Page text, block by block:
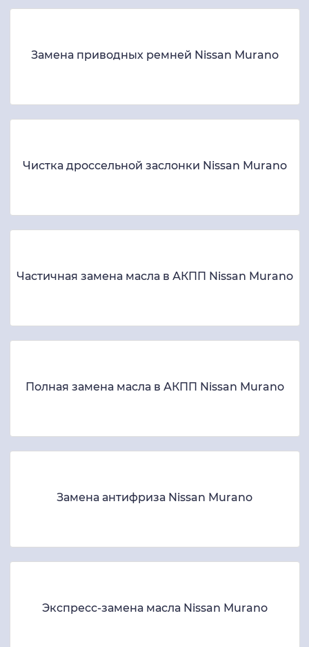
Замена приводных ремней Nissan Murano
Чистка дроссельной заслонки Nissan Murano
Частичная замена масла в АКПП Nissan Murano
Полная замена масла в АКПП Nissan Murano
Замена антифриза Nissan Murano
Экспресс-замена масла Nissan Murano